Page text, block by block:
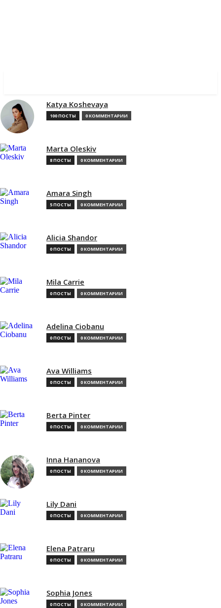
Katya Koshevaya
100 ПОСТЫ 0 КОММЕНТАРИИ
Marta Oleskiv
8 ПОСТЫ 0 КОММЕНТАРИИ
Amara Singh
5 ПОСТЫ 0 КОММЕНТАРИИ
Alicia Shandor
0 ПОСТЫ 0 КОММЕНТАРИИ
Mila Carrie
0 ПОСТЫ 0 КОММЕНТАРИИ
Adelina Ciobanu
0 ПОСТЫ 0 КОММЕНТАРИИ
Ava Williams
0 ПОСТЫ 0 КОММЕНТАРИИ
Berta Pinter
0 ПОСТЫ 0 КОММЕНТАРИИ
Inna Hananova
0 ПОСТЫ 0 КОММЕНТАРИИ
Lily Dani
0 ПОСТЫ 0 КОММЕНТАРИИ
Elena Patraru
0 ПОСТЫ 0 КОММЕНТАРИИ
Sophia Jones
0 ПОСТЫ 0 КОММЕНТАРИИ